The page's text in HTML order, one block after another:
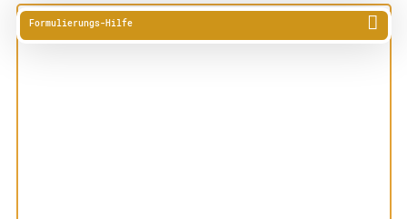
Formulierungs-Hilfe